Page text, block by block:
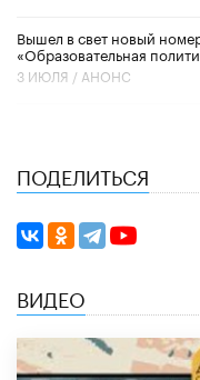
Вышел в свет новый
«Образовательная
3 ИЮЛЯ / АНОНС
ПОДЕЛИТЬСЯ
ВИДЕО